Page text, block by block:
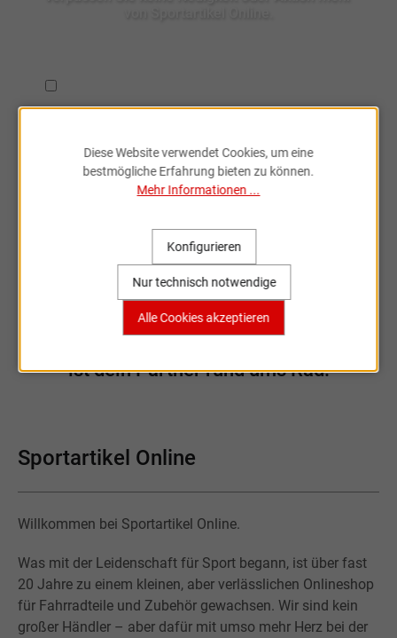
genommen.
Fahrradzubehör & Ersatzteile
online entdecken
Große Auswahl, bekannte Marken,
ist dein Partner rund ums Rad.
Sportartikel Online
Willkommen bei Sportartikel Online.
Was mit der Leidenschaft für Sport begann, ist über fast
20 Jahre zu einem kleinen, aber verlässlichen Onlineshop
für Fahrradteile und Zubehör gewachsen. Wir sind kein
großer Händler – aber dafür mit umso mehr Herz bei der
Diese Website verwendet Cookies, um eine
bestmögliche Erfahrung bieten zu können.
Mehr Informationen ...
Nur technisch notwendige
Konfigurieren
Alle Cookies akzeptieren